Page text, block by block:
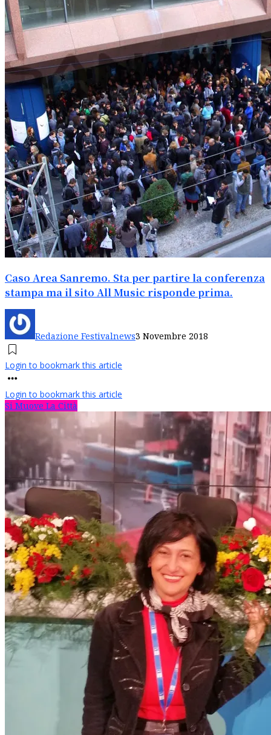
Caso Area Sanremo. Sta per partire la conferenza
stampa ma il sito All Music risponde prima.
Redazione Festivalnews3 Novembre 2018
Login to bookmark this article
Login to bookmark this article
Si Muove La Città